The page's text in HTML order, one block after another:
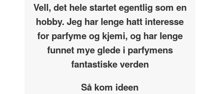
Vell, det hele startet egentlig som en
hobby. Jeg har lenge hatt interesse
for parfyme og kjemi, og har lenge
funnet mye glede i parfymens
fantastiske verden
Så kom ideen